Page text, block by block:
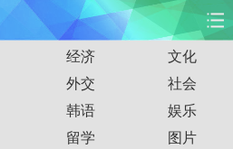
国际 财经
人事 教育
经济
文化
外交
社会
韩语
娱乐
留学
图片